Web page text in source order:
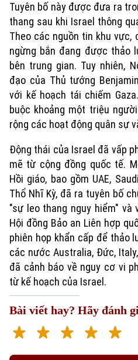
Xu hướng
Tuyên bố này được đưa ra
thang sau khi Israel thông
Theo các nguồn tin khu
ngừng bắn đang được thảo
bên trung gian. Tuy nhiên,
đạo của Thủ tướng
với kế hoạch tái chiếm
buộc khoảng một triệu
rộng các hoạt động quân sự
Động thái của Israel đã vấp
mẽ từ cộng đồng quốc tế.
Hồi giáo, bao gồm UAE,
Thổ Nhĩ Kỳ, đã ra tuyên bố
"sự leo thang nguy hiểm" và
Hội đồng Bảo an Liên hợp
phiên họp khẩn cấp để thảo
các nước Australia, Đức,
đã cảnh báo về nguy cơ vi
từ kế hoạch của Israel.
Bài viết hay? Hãy đánh